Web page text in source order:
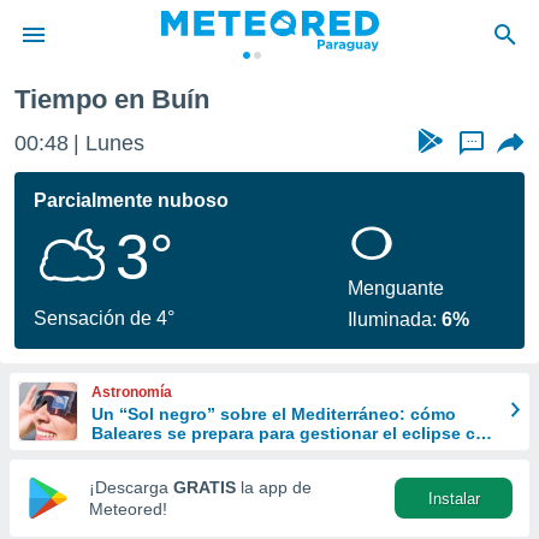
de
ha
que se
calidad.
a este
las
y
forma
digital
basada
Tiempo en Buín
00:48 Lunes ...
Parcialmente nuboso
3°
Sensación de 4°
Menguante
Iluminada:6%
Astronomía
Un “Sol negro” sobre el Mediterráneo: cómo
Baleares se prepara para gestionar el eclipse con
¡Descarga GRATIS la app de
Meteored!
Instalar